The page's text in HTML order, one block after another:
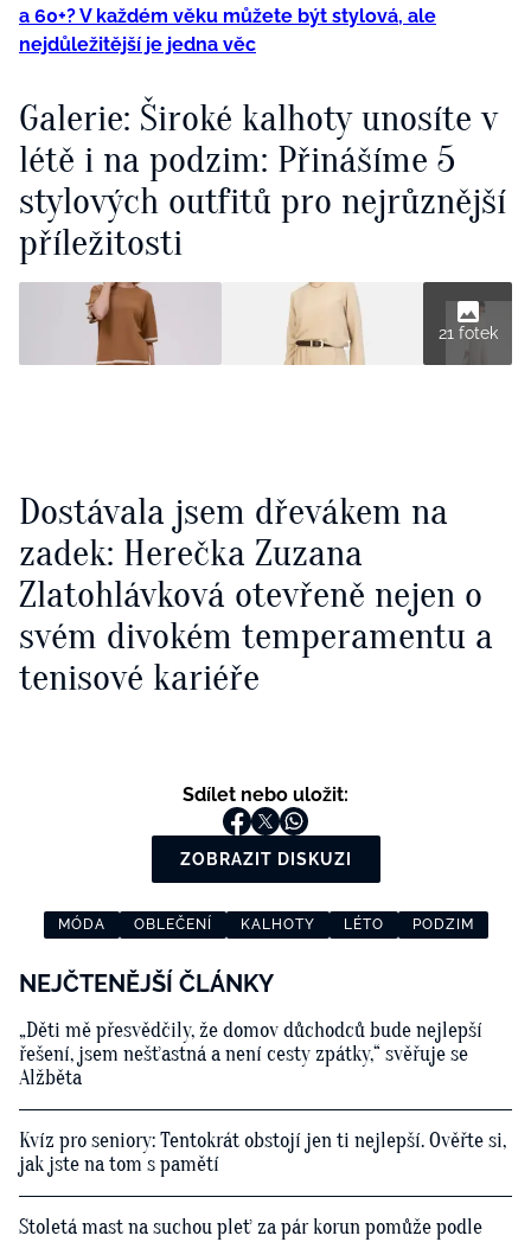
a 60+? V každém věku můžete být stylová, ale
nejdůležitější je jedna věc
Galerie: Široké kalhoty unosíte v
létě i na podzim: Přinášíme 5
stylových outfitů pro nejrůznější
příležitosti
21 fotek
Dostávala jsem dřevákem na
zadek: Herečka Zuzana
Zlatohlávková otevřeně nejen o
svém divokém temperamentu a
tenisové kariéře
Sdílet nebo uložit:
ZOBRAZIT DISKUZI
MÓDA OBLEČENÍ KALHOTY LÉTO PODZIM
NEJČTENĚJŠÍ ČLÁNKY
„Děti mě přesvědčily, že domov důchodců bude nejlepší
řešení, jsem nešťastná a není cesty zpátky,“ svěřuje se
Alžběta
Kvíz pro seniory: Tentokrát obstojí jen ti nejlepší. Ověřte si,
jak jste na tom s pamětí
Stoletá mast na suchou pleť za pár korun pomůže podle